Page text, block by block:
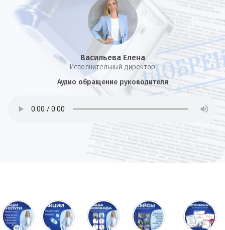
Васильева Елена
И сполнительный директор
Аудио обращение руководителя